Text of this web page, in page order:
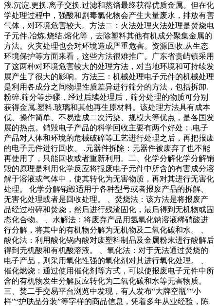
液.沉淀.更换.离子交换.过滤和蒸馏最终获得优质金属。但在化
学处理过程中，强酸和剧毒氯化物会产生大量废水，排放有害
气体，对环境危害较大。方法二：火法处理火法处理是焚烧电
子元件.冶炼.烧结.熔化等，去除塑料其他有机成分聚集金属的
方法。火灾处理也会对环境造成严重危害。资源回收.从生态
环境保护等方面来看，这些方法很难推广。广东省贵屿镇采用
了这两种对环境危害较大的处理方法，对当地环境和可持续发
展产生了很大的影响。方法三：机械处理电子元件的机械处理
是利用各成分之间物理性质差异进行筛分的方法，包括拆卸.
粉碎.筛分等步骤，经过后续处理后，筛分处理的物质可分别
获得金属.塑料.玻璃和其他再生原材料。该处理方法具有成本
低、操作简单、不易造成二次污染、规模大等优点，是各国发
展的热点。销毁电子产品的科学回收主要有两个好处：.电子
产品对人体和环境的危械破碎等工艺进行处理之后，再把报废
的电子元件进行回收。 .元器件拆除：元器件被废弃了也不能
再使用了，只能回收或者重新利用。二、化学分解化学分解销
毁的原理是利用化学反应将报废电子元件中所含的有害成分溶
解于溶液或气体中，使其转化为无害物质，再对其进行无害化
处理。 化学分解销毁适用于各种型号或者报废产品的拆解、
无害化处理或者是回收处理。 、焚烧法：该方法是将报废产
品经过粉碎和焚烧，然后进行残渣固化，最后得到无机物或固
态化合物。 、水解法：将废弃产品用氢氧化钠溶液稀硝酸进
行分解，将其中的有机物分解为无机物及二氧化碳和水。 、
酸化法：利用酸化锅内酸对废塑料制品及金属粉末进行酸解后
得到无机酸和有机酸溶液。 、氧化法：对于无法通过焚烧的
电子产品，则采用氧化性强的氧化剂对其进行氧化处理。 、
催化燃烧：通过使用催化剂等方式，可以使报废电子元件中所
含的有机物发生分解反应转化为二氧化碳和水等无害物质。
三、焚二手交易平台浏览中发现，有人发布“大牌空瓶”“小
样”“护肤品分装”等字样的商品信息，凭着多年从业经验，陈